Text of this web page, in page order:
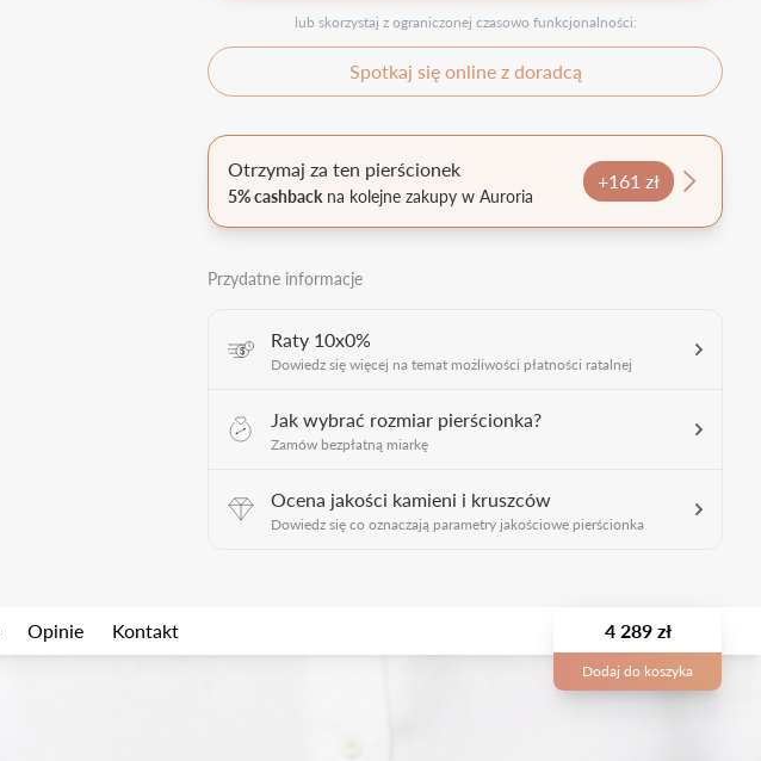
lub skorzystaj z ograniczonej czasowo funkcjonalności:
Spotkaj się online z doradcą
Otrzymaj za ten pierścionek
5% cashback na kolejne zakupy w Auroria
+161 zł
Przydatne informacje
Raty 10x0%
Dowiedz się więcej na temat możliwości płatności ratalnej
Jak wybrać rozmiar pierścionka?
Zamów bezpłatną miarkę
Ocena jakości kamieni i kruszców
Dowiedz się co oznaczają parametry jakościowe pierścionka
Opinie Kontakt 4 289 zł
Dodaj do koszyka